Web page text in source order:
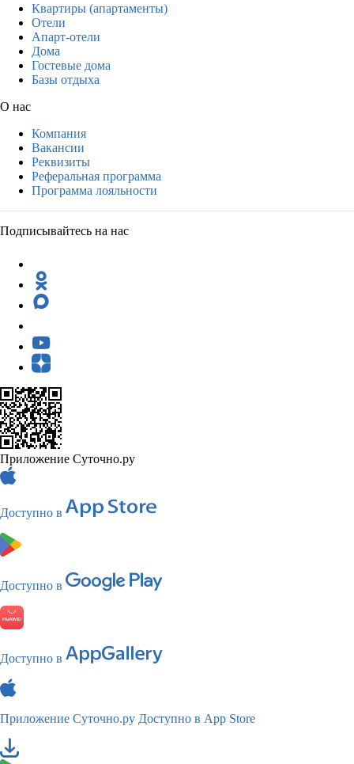
Квартиры (апартаменты)
Отели
Апарт-отели
Дома
Гостевые дома
Базы отдыха
О нас
Компания
Вакансии
Реквизиты
Реферальная программа
Программа лояльности
Подписывайтесь на нас
Приложение Суточно.ру
Доступно в
Доступно в
Доступно в
Приложение Суточно.ру Доступно в App Store